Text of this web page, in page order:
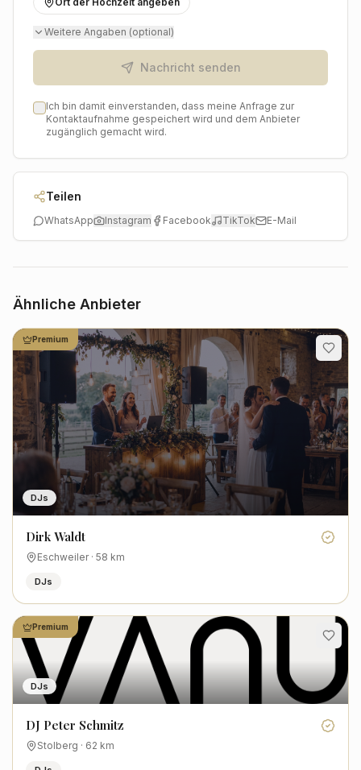
und die Leidenschaft für Musik stellen sicher, dass Ihre
Feier genau den Soundtrack erhält, den sie verdient
Weitere Angaben (optional)
Nachricht senden
Ich bin damit einverstanden, dass meine Anfrage zur
Kontaktaufnahme gespeichert wird und dem Anbieter
zugänglich gemacht wird.
Teilen
WhatsApp Instagram Facebook TikTok E-Mail
Ähnliche Anbieter
DJs
Premium
Dirk Waldt
Eschweiler· 58 km
DJs
DJs
Premium
DJ Peter Schmitz
Stolberg · 62 km